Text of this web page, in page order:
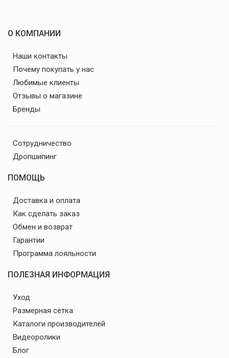
О КОМПАНИИ
Наши контакты
Почему покупать у нас
Любимые клиенты
Отзывы о магазине
Бренды
Сотрудничество
Дропшипинг
ПОМОЩЬ
Доставка и оплата
Как сделать заказ
Обмен и возврат
Гарантии
Программа лояльности
ПОЛЕЗНАЯ ИНФОРМАЦИЯ
Уход
Размерная сетка
Каталоги производителей
Видеоролики
Блог